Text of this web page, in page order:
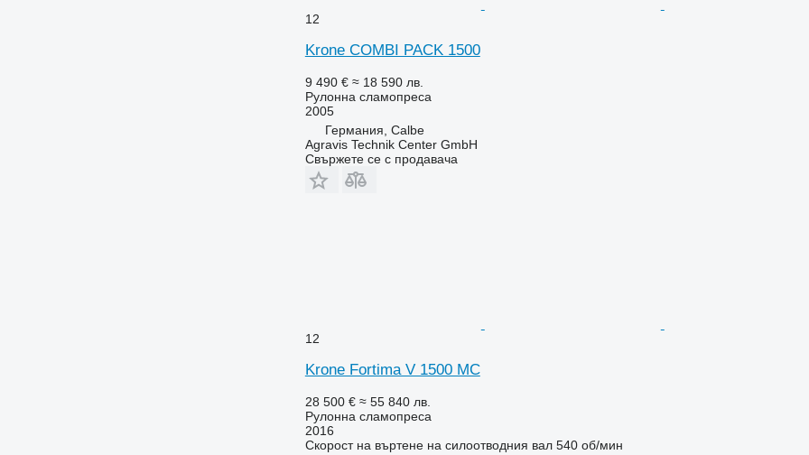
12
Krone COMBI PACK 1500
9 490 € ≈ 18 590 лв.
Рулонна сламопреса
2005
Германия, Calbe
Agravis Technik Center GmbH
Свържете се с продавача
12
Krone Fortima V 1500 MC
28 500 € ≈ 55 840 лв.
Рулонна сламопреса
2016
Скорост на въртене на силоотводния вал 540 об/мин